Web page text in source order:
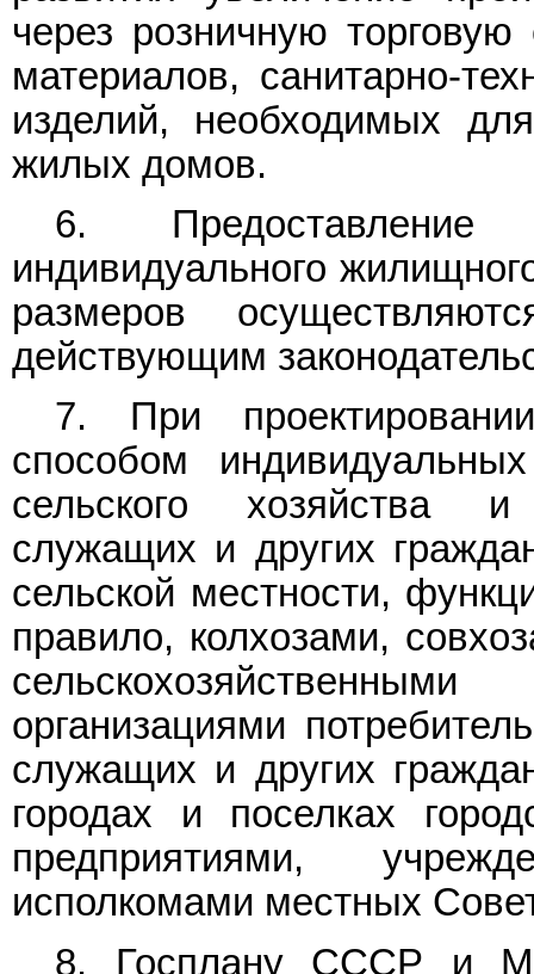
через розничную
материалов, санитарно-
изделий, необходимых
жилых домов.
6.
индивидуального
размеров
действующим
7. При
способом
сельского хозяйства и
служащих и других
сельской местности,
правило, колхозами,
организациями
служащих и других
городах и поселках
предприятиями,
исполкомами местных
8. Госплану СССР и